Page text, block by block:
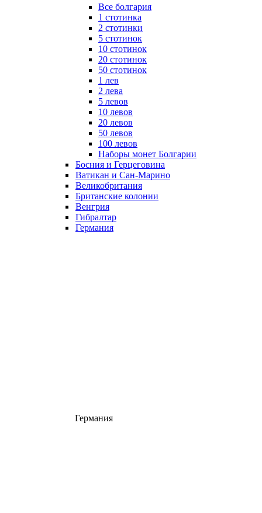
Все болгария
1 стотинка
2 стотинки
5 стотинок
10 стотинок
20 стотинок
50 стотинок
1 лев
2 лева
5 левов
10 левов
20 левов
50 левов
100 левов
Наборы монет Болгарии
Босния и Герцеговина
Ватикан и Сан-Марино
Великобритания
Британские колонии
Венгрия
Гибралтар
Германия
Германия